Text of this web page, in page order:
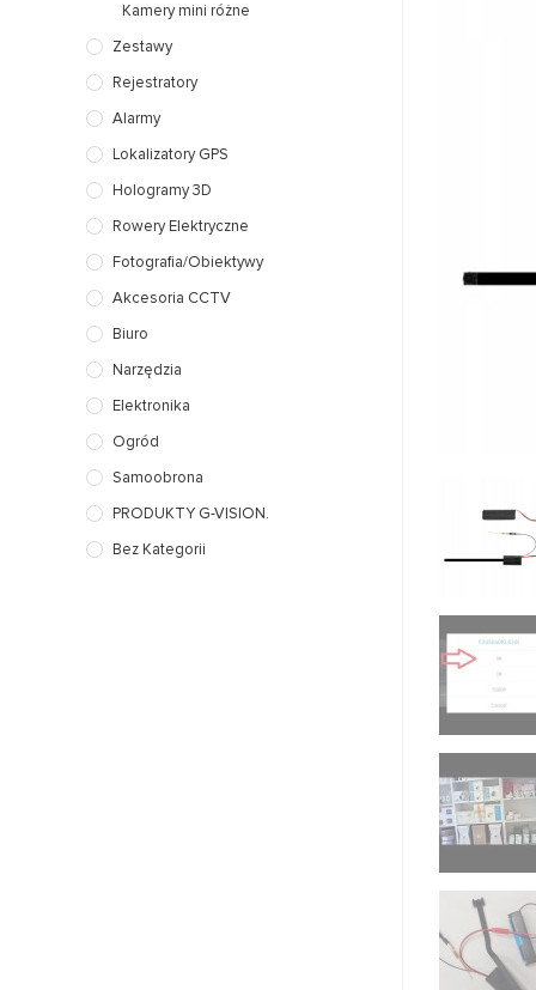
Kamery mini różne
Zestawy
Rejestratory
Alarmy
Lokalizatory GPS
Hologramy 3D
Rowery Elektryczne
Fotografia/Obiektywy
Akcesoria CCTV
Biuro
Narzędzia
Elektronika
Ogród
Samoobrona
PRODUKTY G-VISION.
Bez Kategorii